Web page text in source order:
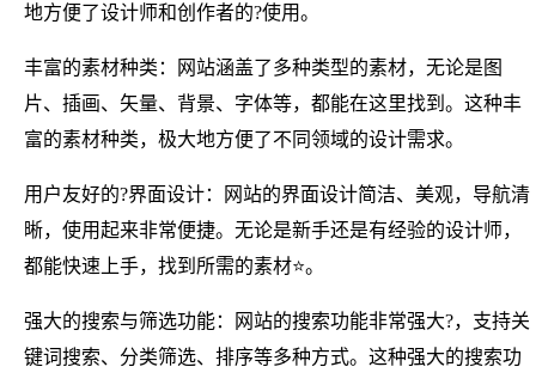
地方便了设计师和创作者的?使用。
丰富的素材种类：网站涵盖了多种类型的素材，无论是图
片、插画、矢量、背景、字体等，都能在这里找到。这种丰
富的素材种类，极大地方便了不同领域的设计需求。
用户友好的?界面设计：网站的界面设计简洁、美观，导航清
晰，使用起来非常便捷。无论是新手还是有经验的设计师，
都能快速上手，找到所需的素材⭐。
强大的搜索与筛选功能：网站的搜索功能非常强大?，支持关
键词搜索、分类筛选、排序等多种方式。这种强大的搜索功